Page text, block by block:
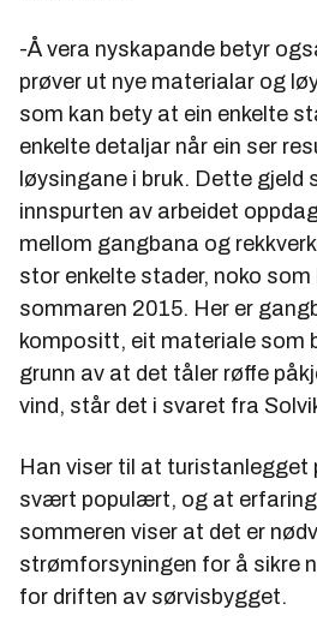
-Å vera nyskapande betyr
prøver ut nye materialar og
som kan bety at ein enkelte
enkelte detaljar når ein ser
løysingane i bruk. Dette gjeld
innspurten av arbeidet
mellom gangbana og
stor enkelte stader, noko
sommaren 2015. Her er
kompositt, eit materiale som
grunn av at det tåler røffe
vind, står det i svaret fra
Han viser til at turistanlegget
svært populært, og at
sommeren viser at det er
strømforsyningen for å sikre
for driften av sørvisbygget.